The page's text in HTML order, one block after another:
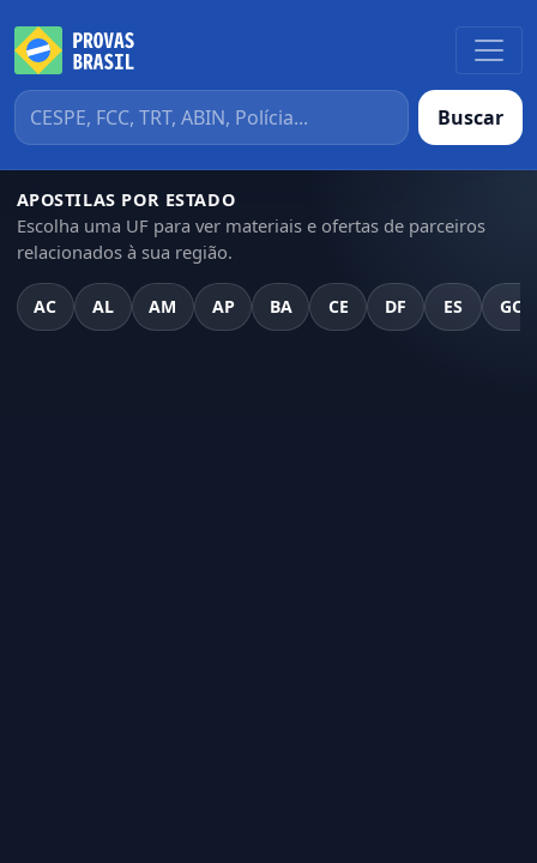
Buscar
APOSTILAS POR ESTADO
Escolha uma UF para ver materiais e ofertas de parceiros
relacionados à sua região.
AC AL AM AP BA CE DF ES GO